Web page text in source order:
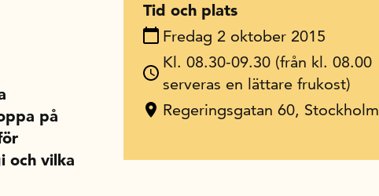
på
och vilka
Tid och plats
Fredag 2 oktober 2015
Kl. 08.30-09.30 (från kl. 08.00
serveras en lättare frukost)
Regeringsgatan 60, Stockholm